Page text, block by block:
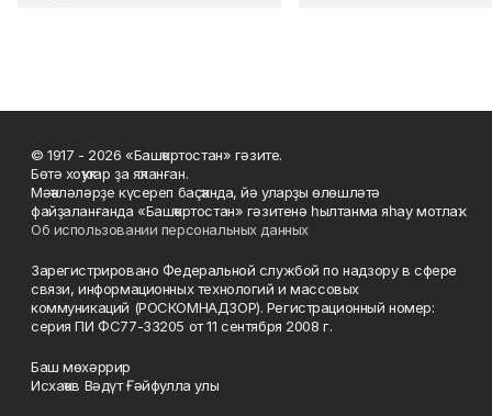
© 1917 - 2026 «Башҡортостан» гәзите.
Бөтә хоҡуҡтар ҙа яҡланған.
Мәҡәләләрҙе күсереп баҫҡанда, йә уларҙы өлөшләтә
файҙаланғанда «Башҡортостан» гәзитенә һылтанма яһау мотлаҡ.
Об использовании персональных данных
Зарегистрировано Федеральной службой по надзору в сфере
связи, информационных технологий и массовых
коммуникаций (РОСКОМНАДЗОР). Регистрационный номер:
серия ПИ ФС77-33205 от 11 сентября 2008 г.
Баш мөхәррир
Исхаҡов Вәдүт Ғәйфулла улы